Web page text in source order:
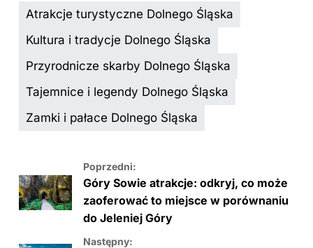
c
e
o
o
k
er
e
st
k
e
dI
n
d
di
t
g
g
er
p
Li
n
k
Atrakcje turystyczne Dolnego Śląska
Kultura i tradycje Dolnego Śląska
Przyrodnicze skarby Dolnego Śląska
Tajemnice i legendy Dolnego Śląska
Zamki i pałace Dolnego Śląska
Poprzedni:
Góry Sowie atrakcje: odkryj, co może
zaoferować to miejsce w porównaniu
do Jeleniej Góry
Następny: